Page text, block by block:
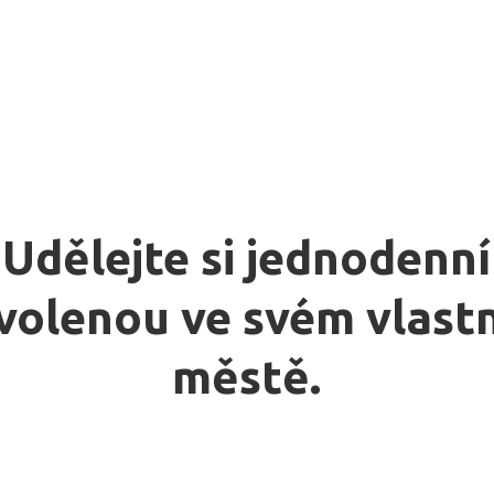
Udělejte si jednodenní
ve svém
městě.